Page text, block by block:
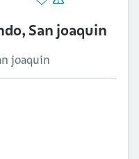
San joaquin
joaquin